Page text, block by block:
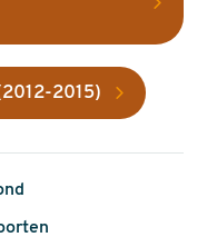
2015)